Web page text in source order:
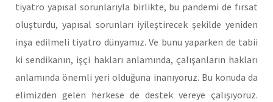
tiyatro yapısal sorunlarıyla birlikte, bu pandemi de fırsat
oluşturdu, yapısal sorunları iyileştirecek şekilde yeniden
inşa edilmeli tiyatro dünyamız. Ve bunu yaparken de tabii
ki sendikanın, işçi hakları anlamında, çalışanların hakları
anlamında önemli yeri olduğuna inanıyoruz. Bu konuda da
elimizden gelen herkese de destek vereye çalışıyoruz.